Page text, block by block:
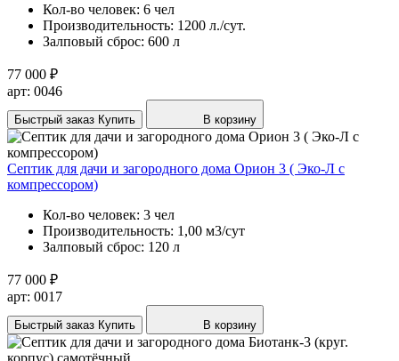
Кол-во человек: 6 чел
Производительность: 1200 л./сут.
Залповый сброс: 600 л
77 000 ₽
арт: 0046
Быстрый заказ Купить В корзину
Септик для дачи и загородного дома Орион 3 ( Эко-Л с
компрессором)
Кол-во человек: 3 чел
Производительность: 1,00 м3/сут
Залповый сброс: 120 л
77 000 ₽
арт: 0017
Быстрый заказ Купить В корзину